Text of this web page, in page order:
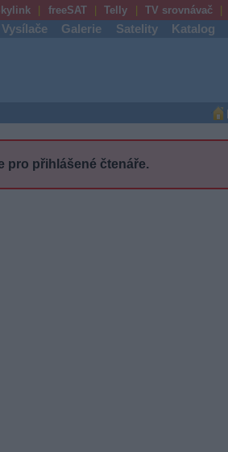
freeSAT Telly TV srovnávač
Vysílače Galerie Satelity Katalog
pro přihlášené čtenáře.